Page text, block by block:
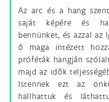
Az arc és a hang
saját képére és
bennünket, és azzal
ő maga intézett
próféták hangján
majd az idők
Istennek ezt az
hallhattuk és